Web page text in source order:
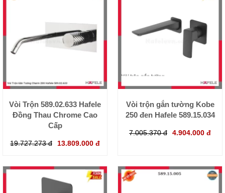
Vòi Trộn 589.02.633 Hafele
Đồng Thau Chrome Cao
Cấp
19.727.273 đ 13.809.000 đ
Vòi trộn gắn tường Kobe
250 đen Hafele 589.15.034
7.005.370 đ 4.904.000 đ